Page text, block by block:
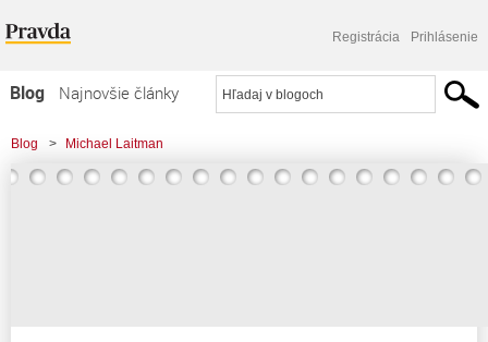
Registrácia Prihlásenie
Blog
Najnovšie články
Najčítanejšie články
Najkomentovanejšie články
Blog > Michael Laitman